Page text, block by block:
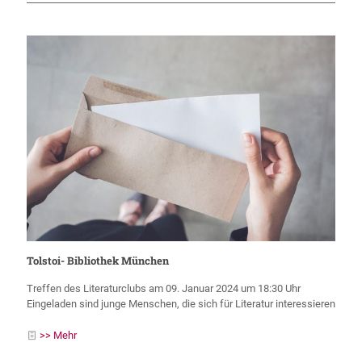
Tolstoi- Bibliothek München
Treffen des Literaturclubs am 09. Januar 2024 um 18:30 Uhr
Eingeladen sind junge Menschen, die sich für Literatur interessieren
>> Mehr